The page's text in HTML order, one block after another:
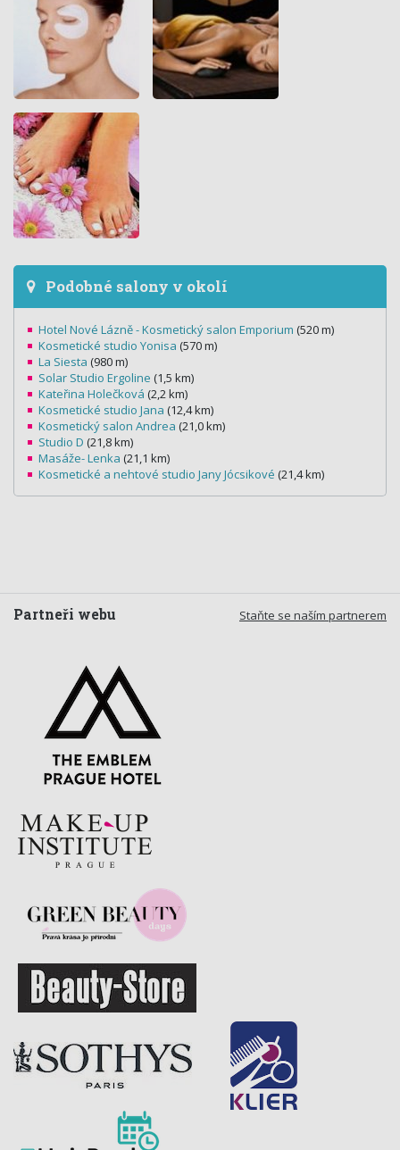
Podobné salony v okolí
Hotel Nové Lázně - Kosmetický salon Emporium (520 m)
Kosmetické studio Yonisa (570 m)
La Siesta (980 m)
Solar Studio Ergoline (1,5 km)
Kateřina Holečková (2,2 km)
Kosmetické studio Jana (12,4 km)
Kosmetický salon Andrea (21,0 km)
Studio D (21,8 km)
Masáže- Lenka (21,1 km)
Kosmetické a nehtové studio Jany Jócsikové (21,4 km)
Staňte se naším partnerem
Partneři webu